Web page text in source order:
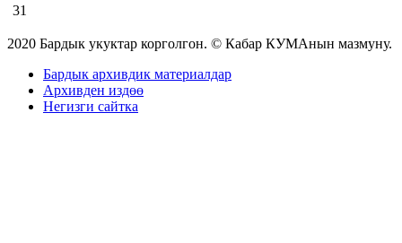
31
2020 Бардык укуктар корголгон. © Кабар КУМАнын мазмуну.
Бардык архивдик материалдар
Архивден издөө
Негизги сайтка